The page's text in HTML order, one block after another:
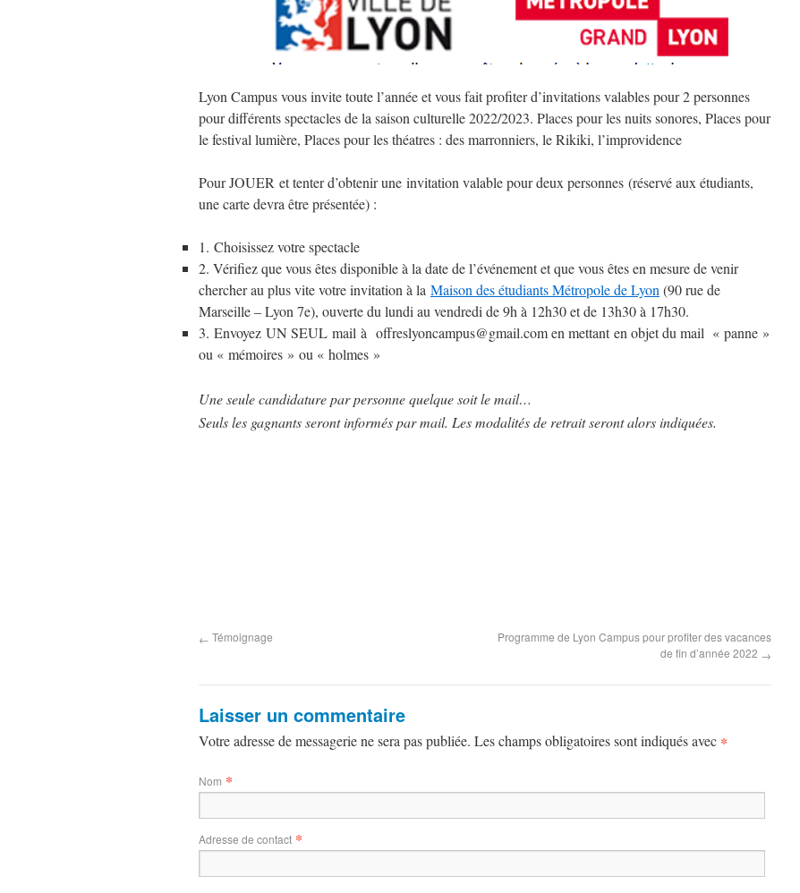
Lyon Campus vous invite toute l’année et vous fait profiter d’invitations valables pour 2 personnes
pour différents spectacles de la saison culturelle 2022/2023. Places pour les nuits sonores, Places pour
le festival lumière, Places pour les théatres : des marronniers, le Rikiki, l’improvidence
Pour JOUER et tenter d’obtenir une invitation valable pour deux personnes (réservé aux étudiants,
une carte devra être présentée) :
1. Choisissez votre spectacle
2. Vérifiez que vous êtes disponible à la date de l’événement et que vous êtes en mesure de venir
chercher au plus vite votre invitation à la Maison des étudiants Métropole de Lyon (90 rue de
Marseille – Lyon 7e), ouverte du lundi au vendredi de 9h à 12h30 et de 13h30 à 17h30.
3. Envoyez UN SEUL mail à offreslyoncampus@gmail.comen mettant en objet du mail « panne »
ou « mémoires » ou « holmes »
Une seule candidature par personne quelque soit le mail…
Seuls les gagnants seront informés par mail. Les modalités de retrait seront alors indiquées.
← Témoignage
Programme de Lyon Campus pour profiter des vacances
de fin d’année 2022 →
Laisser un commentaire
Votre adresse de messagerie ne sera pas publiée. Les champs obligatoires sont indiqués avec *
Nom *
Adresse de contact *